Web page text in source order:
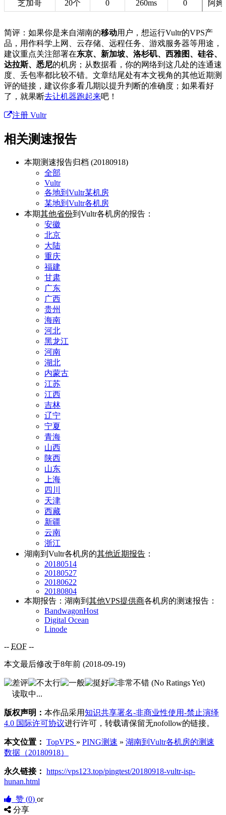
芝加哥 20个 0 260ms 0 阿
简评：如果你是来自湖南的移动用户，想运行Vultr的VPS产
品，用作科学上网、云存储、远程任务、游戏服务器等用途，
建议重点关注部署在东京、新加坡、洛杉矶、西雅图、硅谷、
达拉斯、悉尼的机房；从数据看，你的网络到这几处的连通速
度、丢包率都比较不错。文章结尾处有本文视角的其他近期测
评的链接，建议你多看几期以提升判断的准确度；如果看好
了，就果断去让机器跑起来吧！
注册 Vultr
相关测速报告
本期测速报告归档 (20180918)
全部
Vultr
各地到Vultr某机房
某地到Vultr各机房
本期其他省份到Vultr各机房的报告：
安徽
北京
大陆
重庆
福建
甘肃
广东
广西
贵州
海南
河北
黑龙江
河南
湖北
内蒙古
江苏
江西
吉林
辽宁
宁夏
青海
山西
陕西
山东
上海
四川
天津
西藏
新疆
云南
浙江
湖南到Vultr各机房的其他近期报告 ：
20180514
20180527
20180622
20180804
本期报告：湖南到 其他VPS提供商各机房的测速报告：
BandwagonHost
Digital Ocean
Linode
-- EOF --
本文最后修改于8年前 (2018-09-19)
(No Ratings Yet)
读取中...
版权声明： 本作品采用知识共享署名-非商业性使用-禁止演绎
4.0 国际许可协议进行许可，转载请保留无nofollow的链接。
本文位置： TopVPS » PING测速 » 湖南到Vultr各机房的测速
数据（20180918）
永久链接： https://vps123.top/pingtest/20180918-vultr-isp-
hunan.html
赞 (0) or
分享